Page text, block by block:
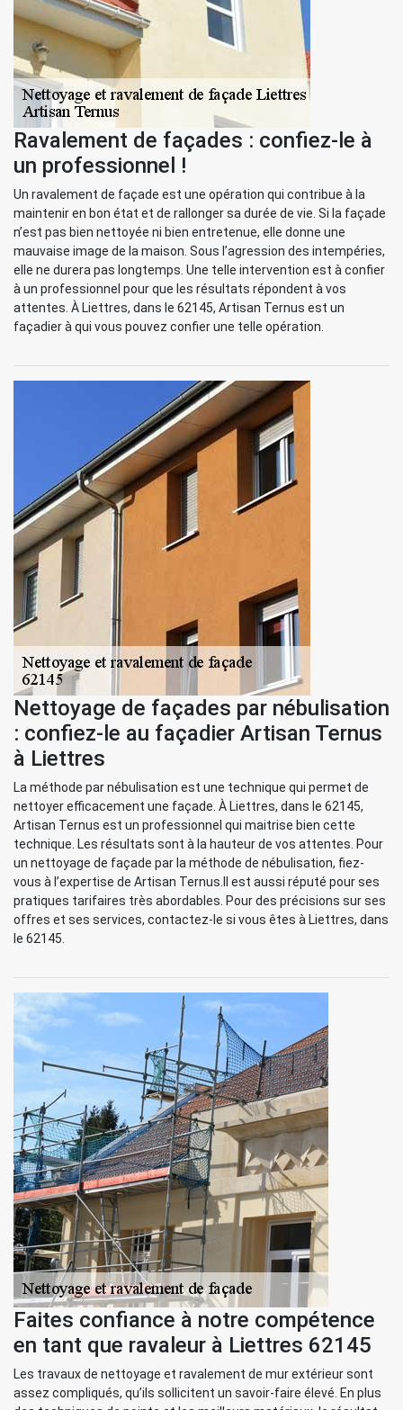
Ravalement de façades : confiez-le à
un professionnel !
Un ravalement de façade est une opération qui contribue à la
maintenir en bon état et de rallonger sa durée de vie. Si la façade
n’est pas bien nettoyée ni bien entretenue, elle donne une
mauvaise image de la maison. Sous l’agression des intempéries,
elle ne durera pas longtemps. Une telle intervention est à confier
à un professionnel pour que les résultats répondent à vos
attentes. À Liettres, dans le 62145, Artisan Ternus est un
façadier à qui vous pouvez confier une telle opération.
Nettoyage de façades par nébulisation
: confiez-le au façadier Artisan Ternus
à Liettres
La méthode par nébulisation est une technique qui permet de
nettoyer efficacement une façade. À Liettres, dans le 62145,
Artisan Ternus est un professionnel qui maitrise bien cette
technique. Les résultats sont à la hauteur de vos attentes. Pour
un nettoyage de façade par la méthode de nébulisation, fiez-
vous à l’expertise de Artisan Ternus.Il est aussi réputé pour ses
pratiques tarifaires très abordables. Pour des précisions sur ses
offres et ses services, contactez-le si vous êtes à Liettres, dans
le 62145.
Faites confiance à notre compétence
en tant que ravaleur à Liettres 62145
Les travaux de nettoyage et ravalement de mur extérieur sont
assez compliqués, qu’ils sollicitent un savoir-faire élevé. En plus